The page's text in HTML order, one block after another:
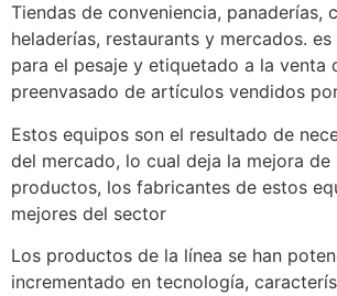
Tiendas de conveniencia, panaderías,
heladerías, restaurants y mercados.
para el pesaje y etiquetado a la venta
preenvasado de artículos vendidos
Estos equipos son el resultado de
del mercado, lo cual deja la mejora
productos, los fabricantes de estos
mejores del sector
Los productos de la línea se han
incrementado en tecnología,